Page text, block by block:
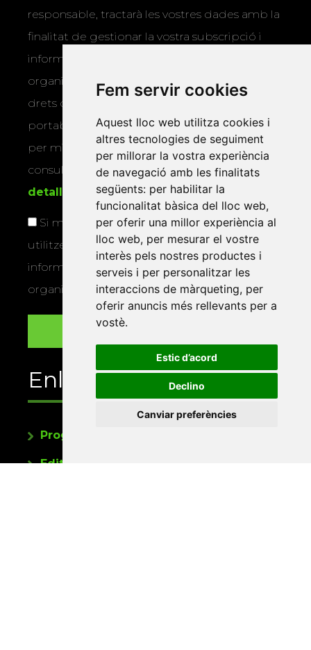
Fem servir cookies
Aquest lloc web utilitza cookies i
altres tecnologies de seguiment
per millorar la vostra experiència
de navegació amb les finalitats
següents: per habilitar la
funcionalitat bàsica del lloc web,
per oferir una millor experiència al
lloc web, per mesurar el vostre
interès pels nostres productes i
serveis i per personalitzar les
interaccions de màrqueting, per
oferir anuncis més rellevants per a
vostè.
Estic d’acord
Declino
Canviar preferències
responsable, tractarà les vostres dades amb la
finalitat de gestionar la vostra subscripció i
informar-vos dels actes i activitats que
organitza la Xarxa Vives. Podeu exercir els
drets d’accés, rectificació, supressió,
portabilitat, limitació o oposició al tractament
per mitjans físics o electrònics. Podeu
consultar la
informació addicional i
detallada sobre protecció de dades
Si marqueu aquesta casella, consentiu que
utilitzem les vostres dades per a enviar-vos
informació sobre els actes i activitats que
organitza la Xarxa Vives.
Enllaços
Programa de publicacions
Editorials universitàries a Twitter